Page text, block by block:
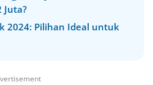
Juta?
2024: Pilihan Ideal untuk